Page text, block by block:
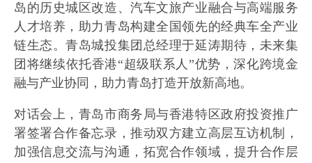
岛的历史城区改造、汽车文旅产业融合与高端服务
人才培养，助力青岛构建全国领先的经典车全产业
链生态。青岛城投集团总经理于延涛期待，未来集
团将继续依托香港“超级联系人”优势，深化跨境金
融与产业协同，助力青岛打造开放新高地。
对话会上，青岛市商务局与香港特区政府投资推广
署签署合作备忘录，推动双方建立高层互访机制，
加强信息交流与沟通，拓宽合作领域，提升合作层